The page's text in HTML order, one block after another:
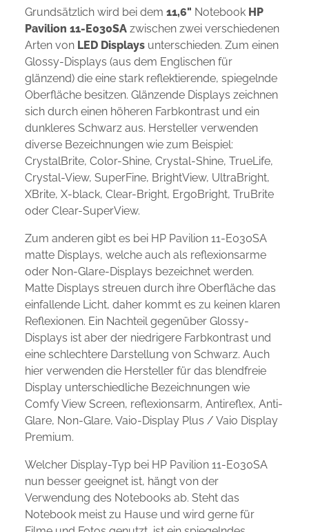
Grundsätzlich wird bei dem 11,6" Notebook HP
Pavilion 11-E030SA zwischen zwei verschiedenen
Arten von LED Displays unterschieden. Zum einen
Glossy-Displays (aus dem Englischen für
glänzend) die eine stark reflektierende, spiegelnde
Oberfläche besitzen. Glänzende Displays zeichnen
sich durch einen höheren Farbkontrast und ein
dunkleres Schwarz aus. Hersteller verwenden
diverse Bezeichnungen wie zum Beispiel:
CrystalBrite, Color-Shine, Crystal-Shine, TrueLife,
Crystal-View, SuperFine, BrightView, UltraBright,
XBrite, X-black, Clear-Bright, ErgoBright, TruBrite
oder Clear-SuperView.
Zum anderen gibt es bei HP Pavilion 11-E030SA
matte Displays, welche auch als reflexionsarme
oder Non-Glare-Displays bezeichnet werden.
Matte Displays streuen durch ihre Oberfläche das
einfallende Licht, daher kommt es zu keinen klaren
Reflexionen. Ein Nachteil gegenüber Glossy-
Displays ist aber der niedrigere Farbkontrast und
eine schlechtere Darstellung von Schwarz. Auch
hier verwenden die Hersteller für das blendfreie
Display unterschiedliche Bezeichnungen wie
Comfy View Screen, reflexionsarm, Antireflex, Anti-
Glare, Non-Glare, Vaio-Display Plus / Vaio Display
Premium.
Welcher Display-Typ bei HP Pavilion 11-E030SA
nun besser geeignet ist, hängt von der
Verwendung des Notebooks ab. Steht das
Notebook meist zu Hause und wird gerne für